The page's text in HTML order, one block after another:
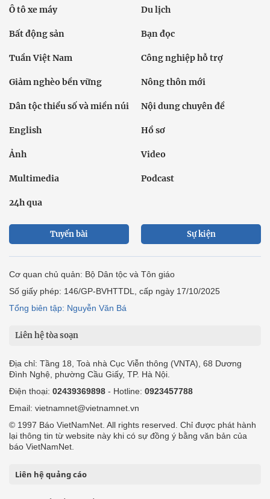
Ô tô xe máy Du lịch
Bất động sản Bạn đọc
Tuần Việt Nam Công nghiệp hỗ trợ
Giảm nghèo bền vững Nông thôn mới
Dân tộc thiểu số và miền núi Nội dung chuyên đề
English Hồ sơ
Ảnh Video
Multimedia Podcast
24h qua
Tuyến bài Sự kiện
Cơ quan chủ quản: Bộ Dân tộc và Tôn giáo
Số giấy phép: 146/GP-BVHTTDL, cấp ngày 17/10/2025
Tổng biên tập: Nguyễn Văn Bá
Liên hệ tòa soạn
Địa chỉ: Tầng 18, Toà nhà Cục Viễn thông (VNTA), 68 Dương
Đình Nghệ, phường Cầu Giấy, TP. Hà Nội.
Điện thoại: 02439369898 - Hotline: 0923457788
Email: vietnamnet@vietnamnet.vn
© 1997 Báo VietNamNet. All rights reserved. Chỉ được phát hành
lại thông tin từ website này khi có sự đồng ý bằng văn bản của
báo VietNamNet.
Liên hệ quảng cáo